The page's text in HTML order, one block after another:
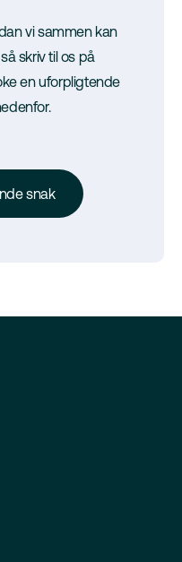
vi sammen kan
skriv til os på
en uforpligtende
snak